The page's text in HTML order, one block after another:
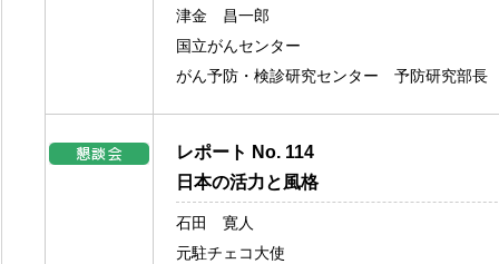
津金 昌一郎
国立がんセンター
がん予防・検診研究センター 予防研究部長
レポート No. 114
日本の活力と風格
石田 寛人
元駐チェコ大使